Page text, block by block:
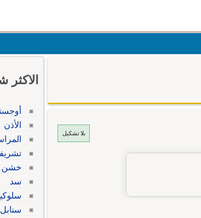
بلا تشكيل
الاكثر
الأذن
خشن
سد
سنابل